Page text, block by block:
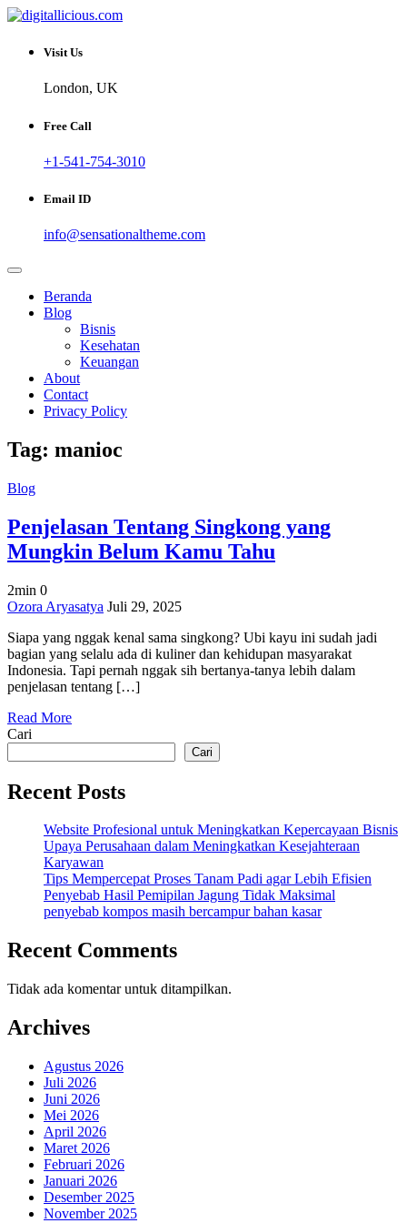
Skip
content
digitallicious.com
Sharing Digital Information
Visit Us
London, UK
Free Call
+1-541-754-3010
Email ID
info@sensationaltheme.com
Beranda
Blog
Bisnis
Kesehatan
Keuangan
About
Contact
Privacy Policy
Tag: manioc
Blog
Penjelasan Tentang Singkong yang
Mungkin Belum Kamu Tahu
2min 0
on
Tentang
Singkong
yang
Mungkin
Kamu
Tahu
Ozora Aryasatya Juli 29, 2025
Siapa yang nggak kenal sama singkong? Ubi kayu ini sudah jadi
bagian yang selalu ada di kuliner dan kehidupan masyarakat
Indonesia. Tapi pernah nggak sih bertanya-tanya lebih dalam
penjelasan tentang […]
Read More
Cari
Cari
Recent Posts
Website Profesional untuk Meningkatkan Kepercayaan Bisnis
Upaya Perusahaan dalam Meningkatkan Kesejahteraan
Karyawan
Tips Mempercepat Proses Tanam Padi agar Lebih Efisien
Penyebab Hasil Pemipilan Jagung Tidak Maksimal
penyebab kompos masih bercampur bahan kasar
Recent Comments
Tidak ada komentar untuk ditampilkan.
Archives
Agustus 2026
Juli 2026
Juni 2026
Mei 2026
April 2026
Maret 2026
Februari 2026
Januari 2026
Desember 2025
November 2025